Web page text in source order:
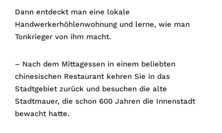
Dann entdeckt man eine lokale
Handwerkerhöhlenwohnung und lerne, wie man
Tonkrieger von ihm macht.
– Nach dem Mittagessen in einem beliebten
chinesischen Restaurant kehren Sie in das
Stadtgebiet zurück und besuchen die alte
Stadtmauer, die schon 600 Jahren die Innenstadt
bewacht hatte.